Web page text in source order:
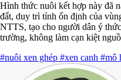
Hình thức nuôi kết hợp này đã
đất, duy trì tính ổn định của
NTTS, tạo cho người dân ý
trường, không làm cạn kiệt
#nuôi xen ghép #xen canh #mô